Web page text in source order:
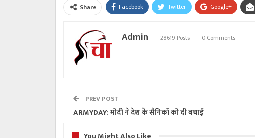
Share Facebook Twitter Google+
Admin 28619 Posts 0 Comments
PREV POST
ARMYDAY: मोदी ने देश के सैनिकों को दी बधाई